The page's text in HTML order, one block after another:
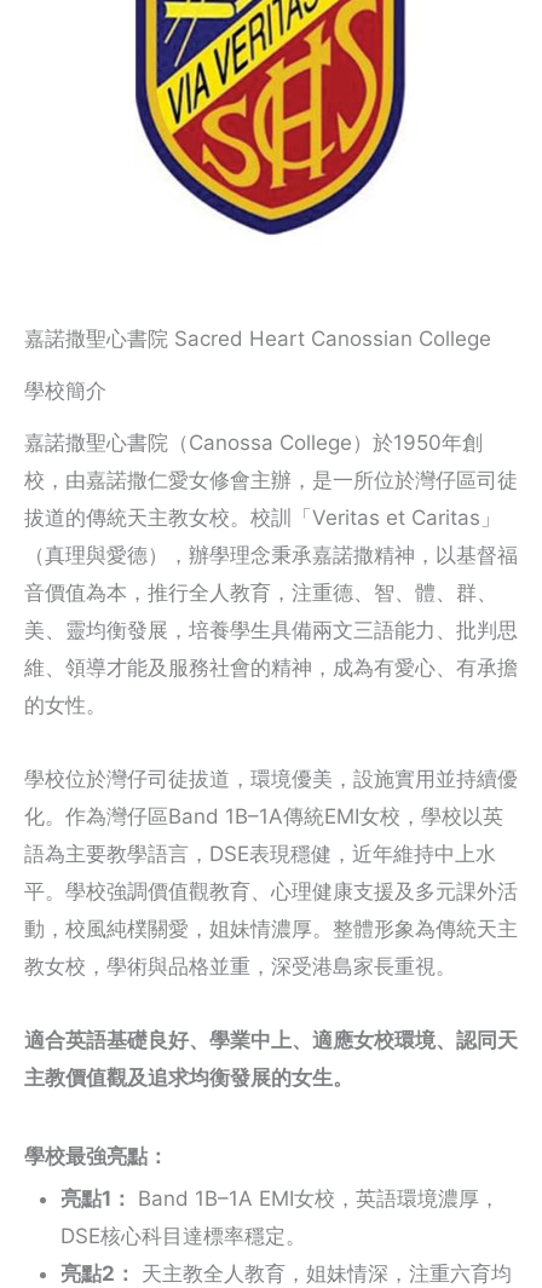
嘉諾撒聖心書院 Sacred Heart Canossian College
學校簡介
嘉諾撒聖心書院（Canossa College）於1950年創
校，由嘉諾撒仁愛女修會主辦，是一所位於灣仔區司徒
拔道的傳統天主教女校。校訓「Veritas et Caritas」
（真理與愛德），辦學理念秉承嘉諾撒精神，以基督福
音價值為本，推行全人教育，注重德、智、體、群、
美、靈均衡發展，培養學生具備兩文三語能力、批判思
維、領導才能及服務社會的精神，成為有愛心、有承擔
的女性。
學校位於灣仔司徒拔道，環境優美，設施實用並持續優
化。作為灣仔區Band 1B–1A傳統EMI女校，學校以英
語為主要教學語言，DSE表現穩健，近年維持中上水
平。學校強調價值觀教育、心理健康支援及多元課外活
動，校風純樸關愛，姐妹情濃厚。整體形象為傳統天主
教女校，學術與品格並重，深受港島家長重視。
適合英語基礎良好、學業中上、適應女校環境、認同天
主教價值觀及追求均衡發展的女生。
學校最強亮點：
亮點1：
Band 1B–1A EMI女校，英語環境濃厚，
DSE核心科目達標率穩定。
亮點2：
天主教全人教育，姐妹情深，注重六育均